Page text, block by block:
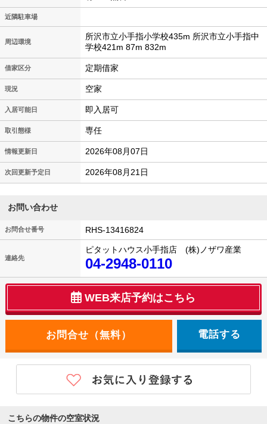
近隣駐車場
周辺環境
所沢市立小手指小学校435m 所沢市立小手指中
学校421m 87m 832m
借家区分 定期借家
現況 空家
入居可能日 即入居可
取引態様 専任
情報更新日 2026年08月07日
次回更新予定日 2026年08月21日
お問い合わせ
お問合せ番号 RHS-13416824
連絡先
ピタットハウス小手指店 (株)ノザワ産業
04-2948-0110
WEB来店予約はこちら
電話する
こちらの物件の空室状況